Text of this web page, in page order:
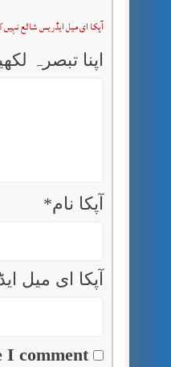
آپکا ای میل ایڈریس شائع نہیں
اپنا تبصرہ
آپکا نام*
آپکا ای میل
comment.